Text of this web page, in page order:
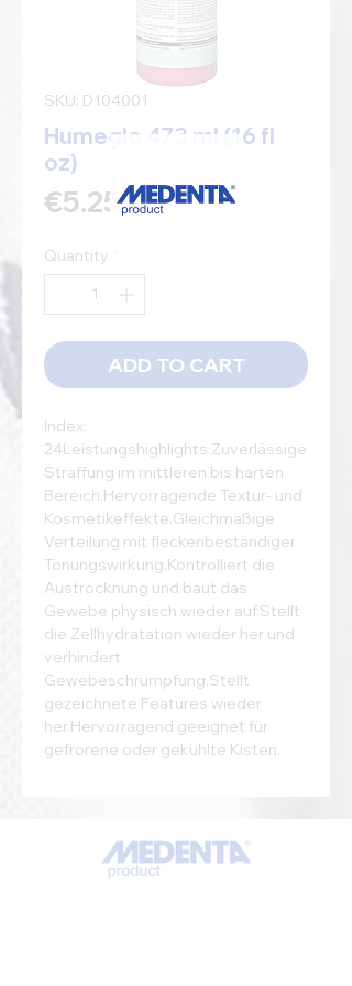
SKU: D104001
Humeglo 473 ml (16 fl
oz)
€5.25Price
Quantity
ADD TO CART
Index:
24Leistungshighlights:Zuverlässige
Straffung im mittleren bis harten
Bereich.Hervorragende Textur- und
Kosmetikeffekte.Gleichmäßige
Verteilung mit fleckenbeständiger
Tönungswirkung.Kontrolliert die
Austrocknung und baut das
Gewebe physisch wieder auf.Stellt
die Zellhydratation wieder her und
verhindert
Gewebeschrumpfung.Stellt
gezeichnete Features wieder
her.Hervorragend geeignet für
gefrorene oder gekühlte Kisten.